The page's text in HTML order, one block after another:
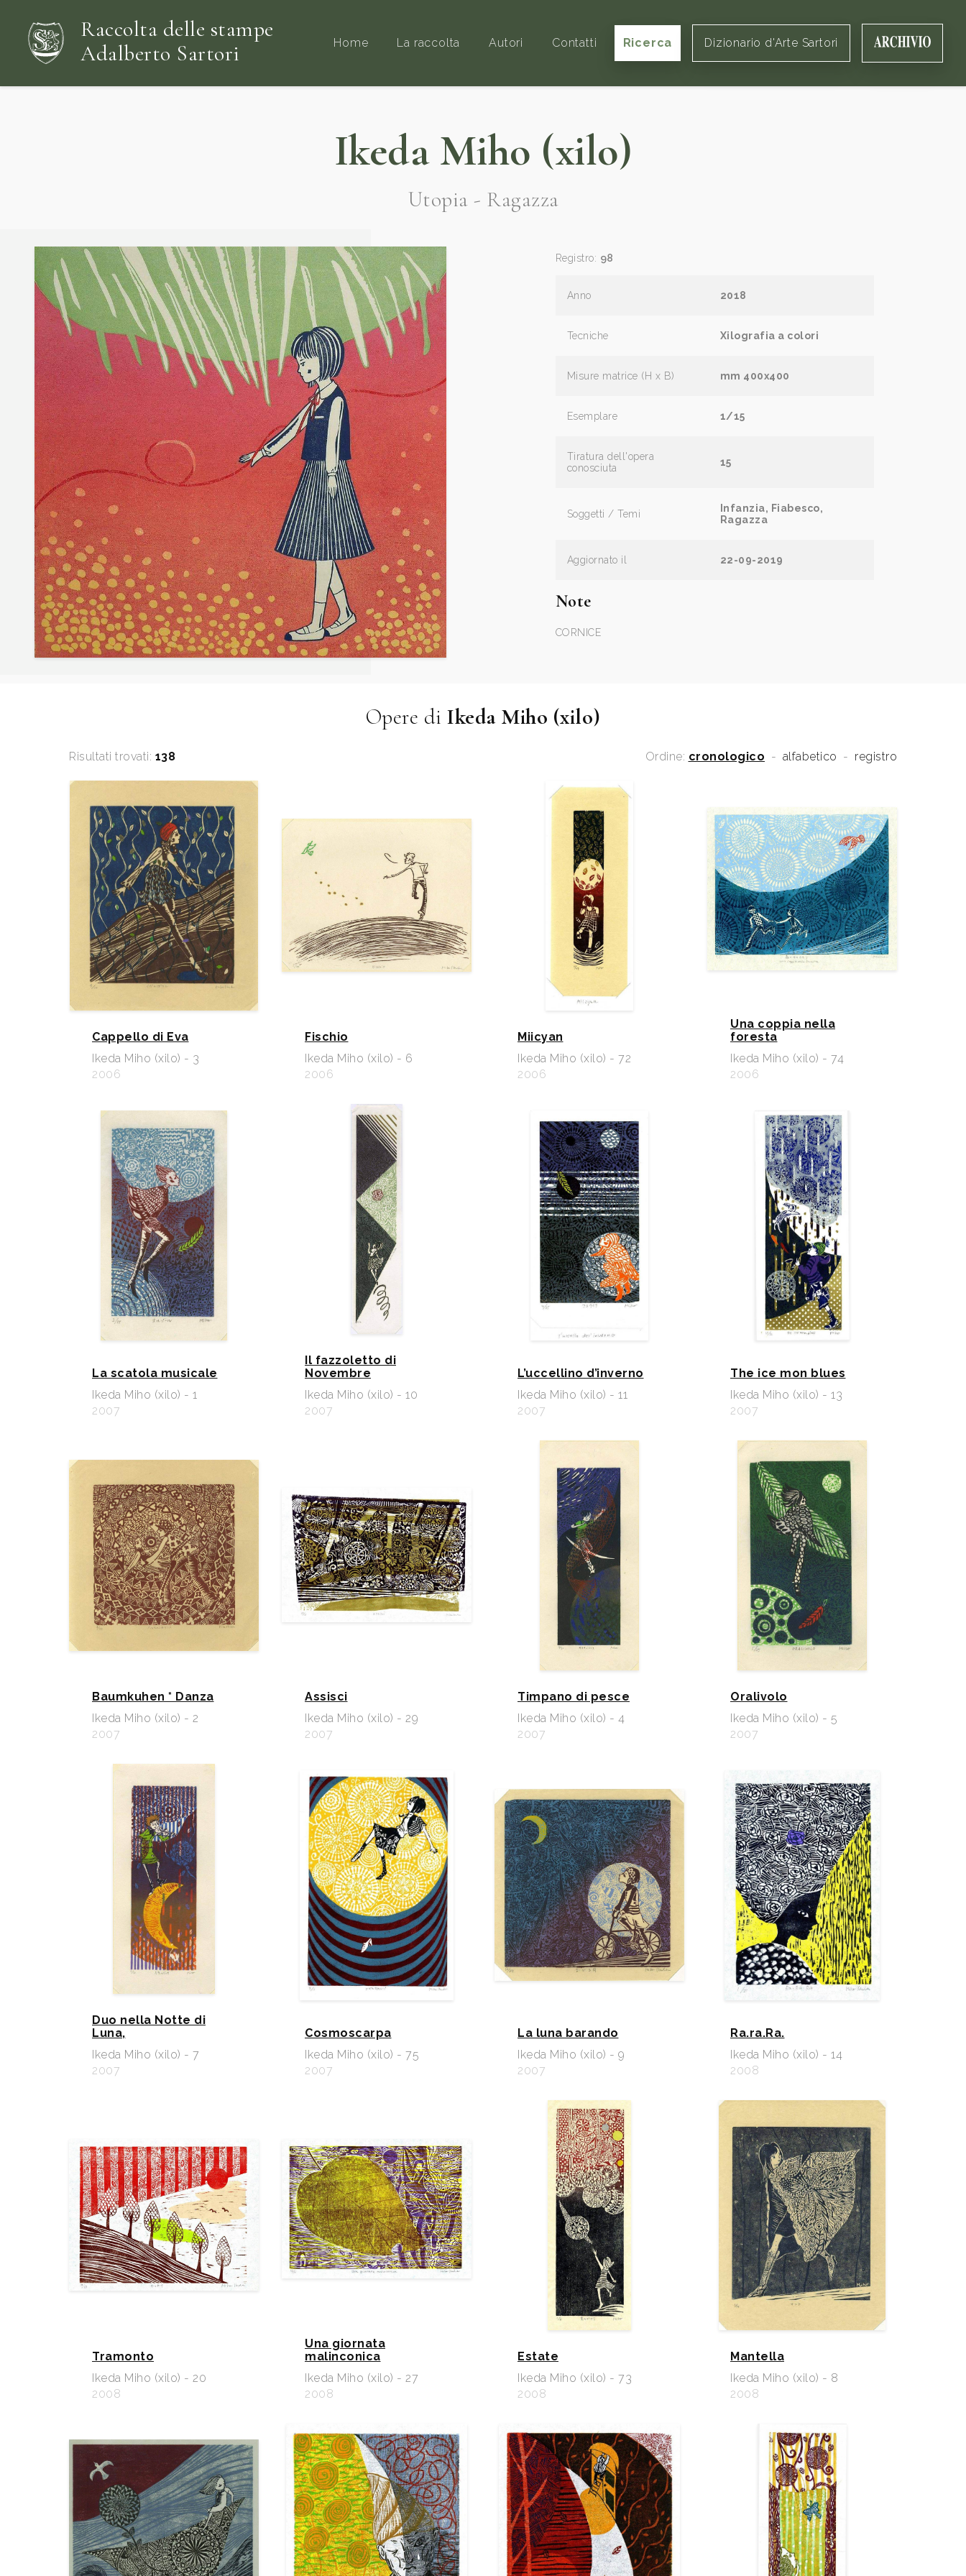
Raccolta delle stampe
Adalberto Sartori
Home La raccolta Autori Contatti Ricerca Dizionario d'Arte Sartori
Ikeda Miho (xilo)
Utopia - Ragazza
Registro: 98
Anno 2018
Tecniche Xilografia a colori
Misure matrice (H x B) mm 400x400
Esemplare 1/15
Tiratura dell'opera
conosciuta
15
Soggetti / Temi
Infanzia, Fiabesco,
Ragazza
Aggiornato il 22-09-2019
Note
CORNICE
Opere di Ikeda Miho (xilo)
Risultati trovati: 138 Ordine: cronologico - alfabetico - registro
Cappello di Eva
Ikeda Miho (xilo) - 3
2006
Fischio
Ikeda Miho (xilo) - 6
2006
Miicyan
Ikeda Miho (xilo) - 72
2006
Una coppia nella
foresta
Ikeda Miho (xilo) - 74
2006
La scatola musicale
Ikeda Miho (xilo) - 1
2007
Il fazzoletto di
Novembre
Ikeda Miho (xilo) - 10
2007
L’uccellino d’inverno
Ikeda Miho (xilo) - 11
2007
The ice mon blues
Ikeda Miho (xilo) - 13
2007
Baumkuhen * Danza
Ikeda Miho (xilo) - 2
2007
Assisci
Ikeda Miho (xilo) - 29
2007
Timpano di pesce
Ikeda Miho (xilo) - 4
2007
Oralivolo
Ikeda Miho (xilo) - 5
2007
Duo nella Notte di
Luna,
Ikeda Miho (xilo) - 7
2007
Cosmoscarpa
Ikeda Miho (xilo) - 75
2007
La luna barando
Ikeda Miho (xilo) - 9
2007
Ra.ra.Ra.
Ikeda Miho (xilo) - 14
2008
Tramonto
Ikeda Miho (xilo) - 20
2008
Una giornata
malinconica
Ikeda Miho (xilo) - 27
2008
Estate
Ikeda Miho (xilo) - 73
2008
Mantella
Ikeda Miho (xilo) - 8
2008